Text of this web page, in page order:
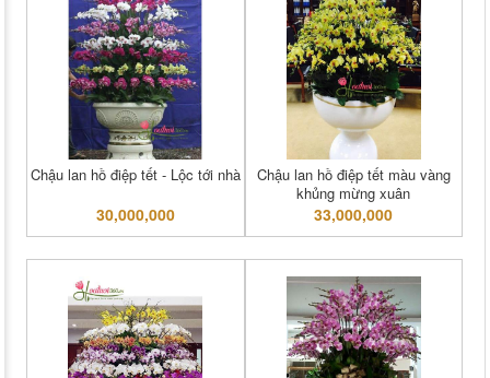
Chậu lan hồ điệp tết - Lộc tới nhà
30,000,000
Chậu lan hồ điệp tết màu vàng
khủng mừng xuân
33,000,000